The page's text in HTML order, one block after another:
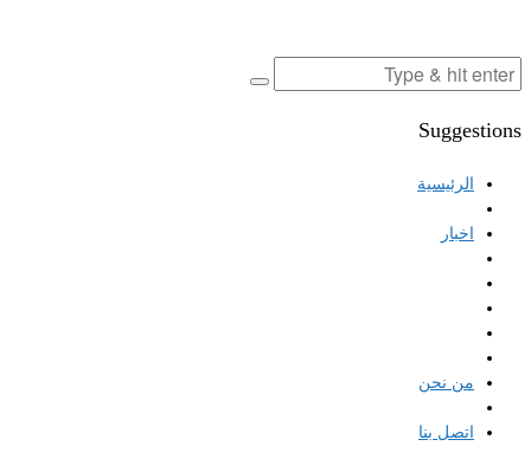
Suggestions
الرئيسية
اخبار
من نحن
اتصل بنا